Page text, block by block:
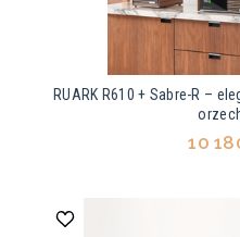
RUARK R610 + Sabre-R –
10